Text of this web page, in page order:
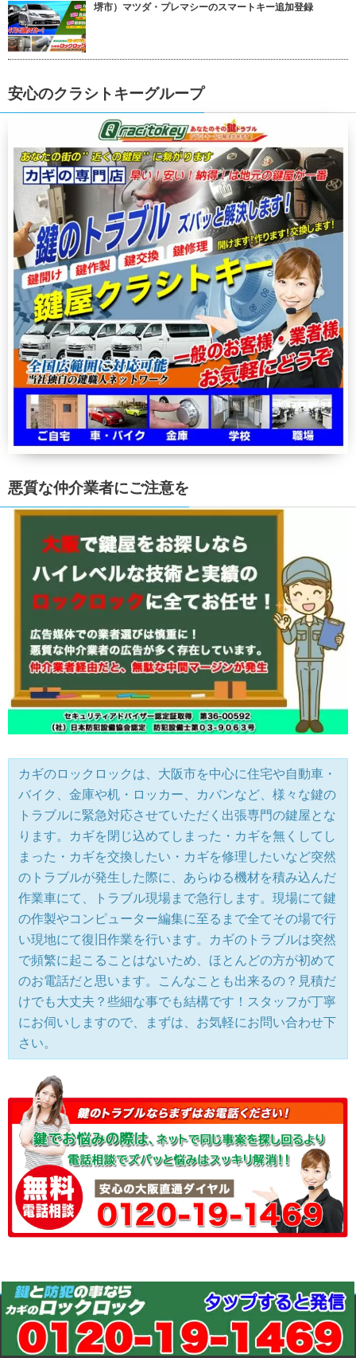
堺市）マツダ・プレマシーのスマートキー追加登録
安心のクラシトキーグループ
悪質な仲介業者にご注意を
カギのロックロックは、大阪市を中心に住宅や自動車・
バイク、金庫や机・ロッカー、カバンなど、様々な鍵の
トラブルに緊急対応させていただく出張専門の鍵屋とな
ります。カギを閉じ込めてしまった・カギを無くしてし
まった・カギを交換したい・カギを修理したいなど突然
のトラブルが発生した際に、あらゆる機材を積み込んだ
作業車にて、トラブル現場まで急行します。現場にて鍵
の作製やコンピューター編集に至るまで全てその場で行
い現地にて復旧作業を行います。カギのトラブルは突然
で頻繁に起こることはないため、ほとんどの方が初めて
のお電話だと思います。こんなことも出来るの？見積だ
けでも大丈夫？些細な事でも結構です！スタッフが丁寧
にお伺いしますので、まずは、お気軽にお問い合わせ下
さい。